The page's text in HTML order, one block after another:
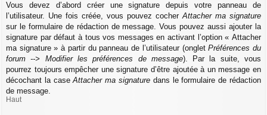
Vous devez d’abord créer une signature depuis votre panneau de
l’utilisateur. Une fois créée, vous pouvez cocherAttacher ma signature
sur le formulaire de rédaction de message. Vous pouvez aussi ajouter la
signature par défaut à tous vos messages en activant l’option « Attacher
ma signature » à partir du panneau de l’utilisateur (ongletPréférences du
forum --> Modifier les préférences de message). Par la suite, vous
pourrez toujours empêcher une signature d’être ajoutée à un message en
décochant la caseAttacher ma signature dans le formulaire de rédaction
de message.
Haut